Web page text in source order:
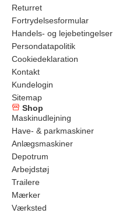
Returret
Fortrydelsesformular
Handels- og lejebetingelser
Persondatapolitik
Cookiedeklaration
Kontakt
Kundelogin
Sitemap
Shop
Maskinudlejning
Have- & parkmaskiner
Anlægsmaskiner
Depotrum
Arbejdstøj
Trailere
Mærker
Værksted